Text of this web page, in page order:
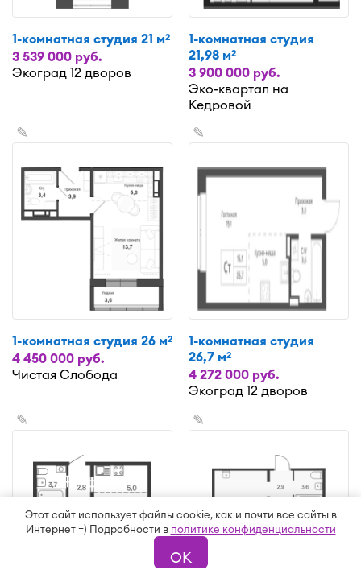
Этот сайт использует файлы cookie, как и почти все сайты в
Интернет =) Подробности в политике конфиденциальности
ОК
1-комнатная студия 21 м2
3 539 000 руб.
Экоград 12 дворов
1-комнатная студия
21,98 м2
3 900 000 руб.
Эко-квартал на
Кедровой
✎
1-комнатная студия 26 м2
4 450 000 руб.
Чистая Слобода
✎
1-комнатная студия
26,7 м2
4 272 000 руб.
Экоград 12 дворов
✎ ✎